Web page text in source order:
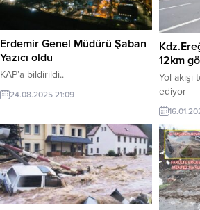
Erdemir Genel Müdürü Şaban
Yazıcı oldu
KAP’a bildirildi..
24.08.2025 21:09
12km
Yol
ediyor